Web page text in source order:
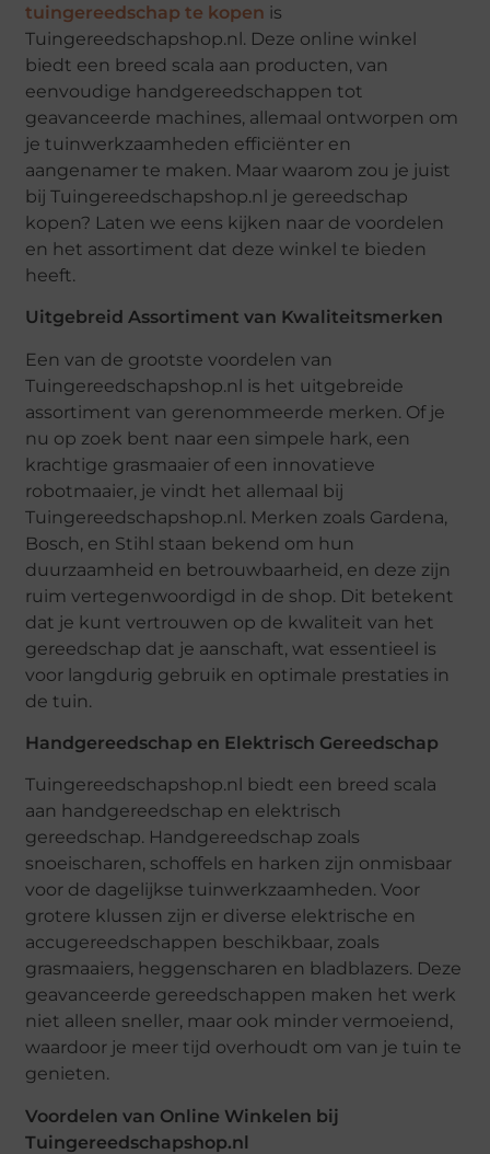
tuingereedschap te kopen is
Tuingereedschapshop.nl. Deze online winkel
biedt een breed scala aan producten, van
eenvoudige handgereedschappen tot
geavanceerde machines, allemaal ontworpen om
je tuinwerkzaamheden efficiënter en
aangenamer te maken. Maar waarom zou je juist
bij Tuingereedschapshop.nl je gereedschap
kopen? Laten we eens kijken naar de voordelen
en het assortiment dat deze winkel te bieden
heeft.
Uitgebreid Assortiment van Kwaliteitsmerken
Een van de grootste voordelen van
Tuingereedschapshop.nl is het uitgebreide
assortiment van gerenommeerde merken. Of je
nu op zoek bent naar een simpele hark, een
krachtige grasmaaier of een innovatieve
robotmaaier, je vindt het allemaal bij
Tuingereedschapshop.nl. Merken zoals Gardena,
Bosch, en Stihl staan bekend om hun
duurzaamheid en betrouwbaarheid, en deze zijn
ruim vertegenwoordigd in de shop. Dit betekent
dat je kunt vertrouwen op de kwaliteit van het
gereedschap dat je aanschaft, wat essentieel is
voor langdurig gebruik en optimale prestaties in
de tuin.
Handgereedschap en Elektrisch Gereedschap
Tuingereedschapshop.nl biedt een breed scala
aan handgereedschap en elektrisch
gereedschap. Handgereedschap zoals
snoeischaren, schoffels en harken zijn onmisbaar
voor de dagelijkse tuinwerkzaamheden. Voor
grotere klussen zijn er diverse elektrische en
accugereedschappen beschikbaar, zoals
grasmaaiers, heggenscharen en bladblazers. Deze
geavanceerde gereedschappen maken het werk
niet alleen sneller, maar ook minder vermoeiend,
waardoor je meer tijd overhoudt om van je tuin te
genieten.
Voordelen van Online Winkelen bij
Tuingereedschapshop.nl